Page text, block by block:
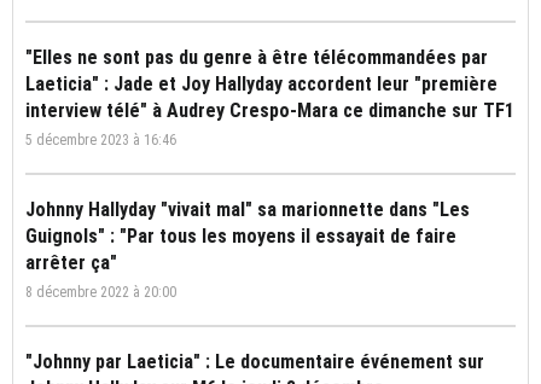
"Elles ne sont pas du genre à être télécommandées par
Laeticia" : Jade et Joy Hallyday accordent leur "première
interview télé" à Audrey Crespo-Mara ce dimanche sur TF1
5 décembre 2023 à 16:46
Johnny Hallyday "vivait mal" sa marionnette dans "Les
Guignols" : "Par tous les moyens il essayait de faire
arrêter ça"
8 décembre 2022 à 20:00
"Johnny par Laeticia" : Le documentaire événement sur